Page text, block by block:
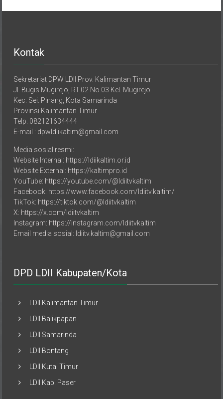
Kontak
Sekretariat DPW LDII Prov. Kalimantan Timur
Jl. Bugis Mugirejo, RT.02 No.03 Kel. Mugirejo
Kec. Sei. Pinang, Kota Samarinda
Provinsi Kalimantan Timur
Telp. 082121634444
E-mail : dpwldiikaltim@gmail.com
Media sosial resmi:
Website Internal: https://ldiikaltim.or.id
Website External: https://kaltimpro.id
YouTube: https://youtube.com/@ldiitvkaltim
Facebook: https://www.facebook.com/ldiitv.kaltim/
TikTok: https://tiktok.com/@ldiitvkaltim
X: https://x.com/ldiitvkaltim
Instagram: https://instagram.com/ldiitvkaltim
Email media sosial: ldiitv.kaltim@gmail.com
DPD LDII Kabupaten/Kota
LDII Kalimantan Timur
LDII Balikpapan
LDII Samarinda
LDII Bontang
LDII Kutai Timur
LDII Kab. Paser